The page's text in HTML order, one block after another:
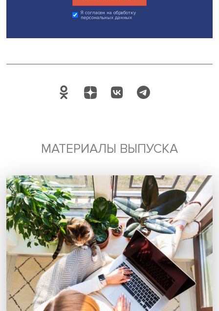
мошенников: “Ваш сын или дочь перевели деньги ВСУ,
должны нам помочь” — действует на пожилых людей со
консультирования Вышки.
ситуации. Пока сохраняется риск оказаться в фокусе
внимания мошенников.
добровольно, только когда ее запрашивают,
составляют чрезвычайные ситуации, когда ею
МЧС.
Сейчас жертвы мошенников нередко находятся в шоке,
они только плачут и/или не могут вербализовать
происшедшее с ними. «Я бы рекомендовала
помощь, близкую к оказываемой при катастрофах,
психике трудно справиться с ситуацией. Тогда клиентам
проработать травму, выйти из состояния
отчаяния», — сказала она.
Дата публикации: 28.03.2024